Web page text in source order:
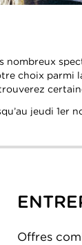
nombreux
choix parmi
jeudi 1er
Offres